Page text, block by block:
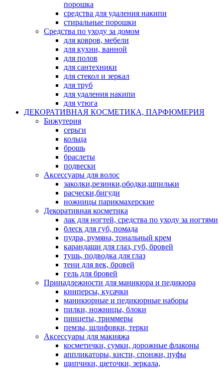
порошка
средства для удаления накипи
стиральные порошки
Средства по уходу за домом
для ковров, мебели
для кухни, ванной
для полов
для сантехники
для стекол и зеркал
для труб
для удаления накипи
для утюга
ДЕКОРАТИВНАЯ КОСМЕТИКА, ПАРФЮМЕРИЯ
Бижутерия
серьги
кольца
брошь
браслеты
подвески
Аксессуары для волос
заколки,резинки,ободки,шпильки
расчески,бигуди
ножницы парикмахерские
Декоративная косметика
лак для ногтей, средства по уходу за ногтями
блеск для губ, помада
пудра, румяна, тональный крем
карандаши для глаз, губ, бровей
тушь, подводка для глаз
тени для век, бровей
гель для бровей
Принадлежности для маникюра и педикюра
книперсы, кусачки
маникюрные и педикюрные наборы
пилки, ножницы, блоки
пинцеты, триммеры
пемзы, шлифовки, терки
Аксессуары для макияжа
косметички, сумки, дорожные флаконы
аппликаторы, кисти, спонжи, пуфы
щипчики, щеточки, зеркала,